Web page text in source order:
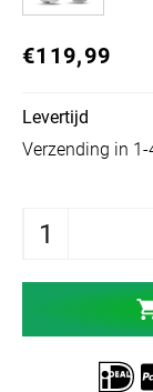
Normale prijs
€119,99
Levertijd
Verzending in